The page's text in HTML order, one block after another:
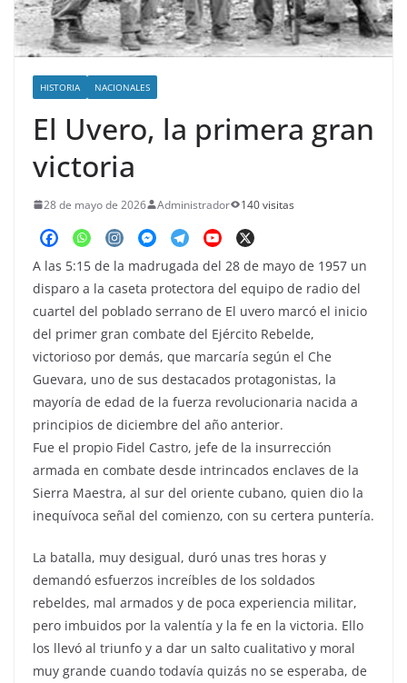
HISTORIA NACIONALES
El Uvero, la primera gran
victoria
28 de mayo de 2026 Administrador 140 visitas
A las 5:15 de la madrugada del 28 de mayo de 1957 un
disparo a la caseta protectora del equipo de radio del
cuartel del poblado serrano de El uvero marcó el inicio
del primer gran combate del Ejército Rebelde,
victorioso por demás, que marcaría según el Che
Guevara, uno de sus destacados protagonistas, la
mayoría de edad de la fuerza revolucionaria nacida a
principios de diciembre del año anterior.
Fue el propio Fidel Castro, jefe de la insurrección
armada en combate desde intrincados enclaves de la
Sierra Maestra, al sur del oriente cubano, quien dio la
inequívoca señal del comienzo, con su certera puntería.
La batalla, muy desigual, duró unas tres horas y
demandó esfuerzos increíbles de los soldados
rebeldes, mal armados y de poca experiencia militar,
pero imbuidos por la valentía y la fe en la victoria. Ello
los llevó al triunfo y a dar un salto cualitativo y moral
muy grande cuando todavía quizás no se esperaba, de